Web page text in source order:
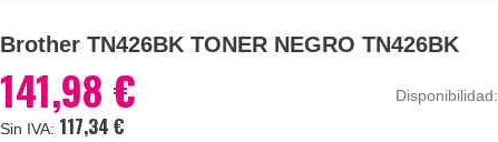
Brother TN426BK TONER NEGRO TN426BK
141,98 €
117,34 €
Disponibilidad: